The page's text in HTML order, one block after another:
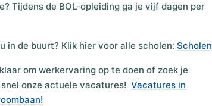
Tijdens de BOL-opleiding ga je vijf dagen per
in de buurt? Klik hier voor alle scholen: Scholen
om werkervaring op te doen of zoek je
onze actuele vacatures! Vacatures in